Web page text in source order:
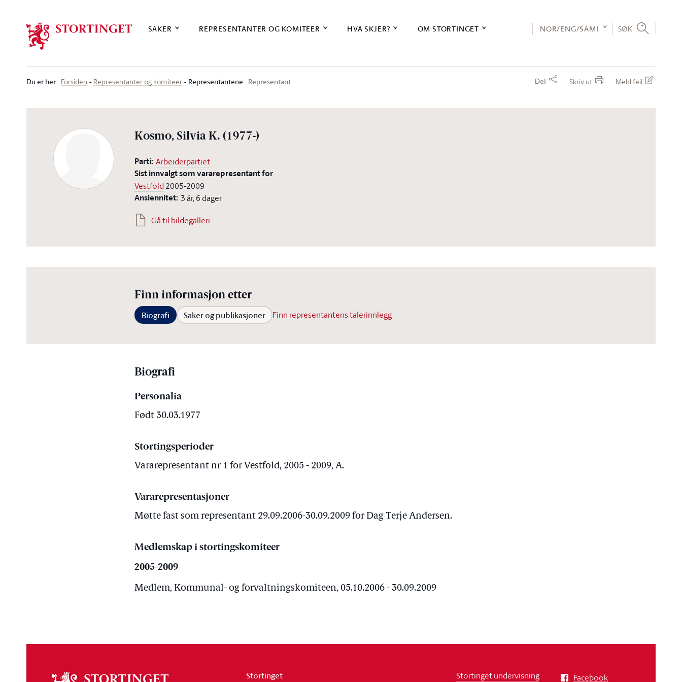
SAKER REPRESENTANTER OG KOMITEER HVA SKJER? OM STORTINGET NOR/ENG/SÁMI SØK
Du er her: Forsiden Representanter og komiteer Representantene: Representant Del Skriv ut Meld feil
Kosmo, Silvia K. (1977-)
Parti: Arbeiderpartiet
Sist innvalgt som vararepresentant for
Vestfold 2005-2009
Ansiennitet: 3 år, 6 dager
Gå til bildegalleri
Finn informasjon etter
Biografi Saker og publikasjoner Finn representantens talerinnlegg
Biografi
Personalia
Født 30.03.1977
Stortingsperioder
Vararepresentant nr 1 for Vestfold, 2005 - 2009, A.
Vararepresentasjoner
Møtte fast som representant 29.09.2006-30.09.2009 for Dag Terje Andersen.
Medlemskap i stortingskomiteer
2005-2009
Medlem, Kommunal- og forvaltningskomiteen, 05.10.2006 - 30.09.2009
Stortinget
Stortinget undervisning Facebook